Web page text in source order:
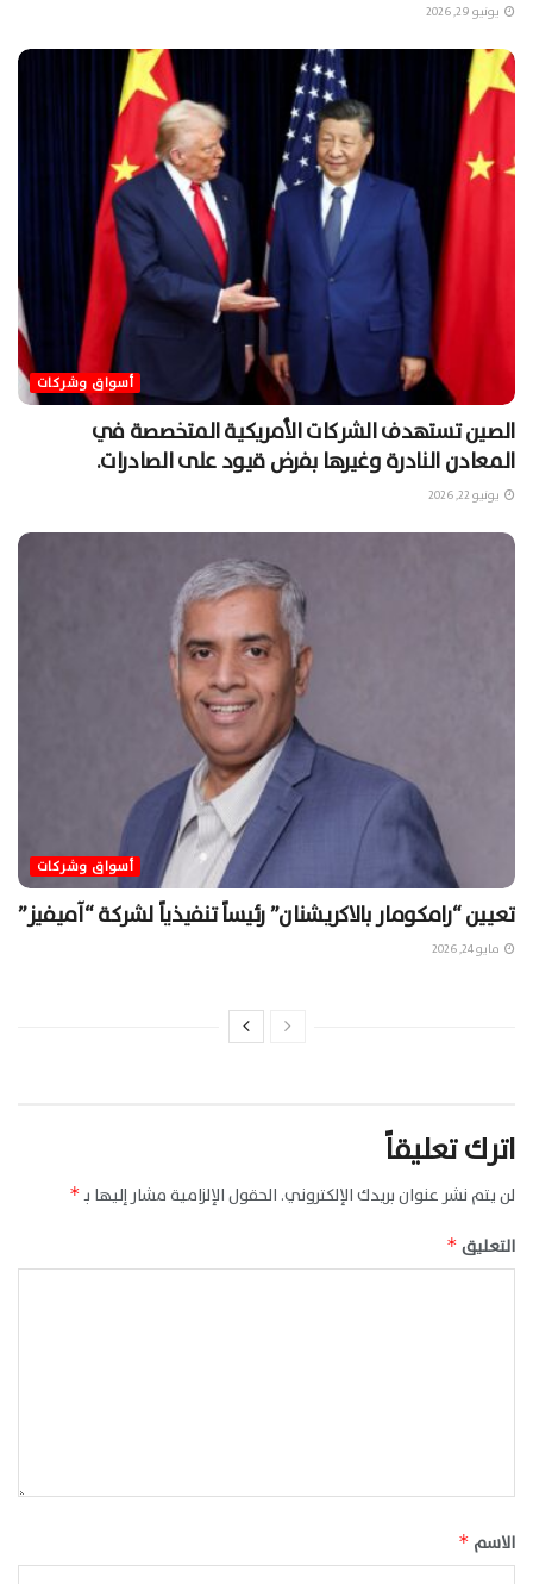
يونيو 29, 2026
أسواق وشركات
الصين تستهدف الشركات الأمريكية المتخصصة في
المعادن النادرة وغيرها بفرض قيود على الصادرات.
يونيو 22, 2026
أسواق وشركات
تعيين “رامكومار بالاكريشنان” رئيساً تنفيذياً لشركة “آميفيز”
مايو 24, 2026
اترك تعليقاً
لن يتم نشر عنوان بريدك الإلكتروني. الحقول الإلزامية مشار إليها بـ*
التعليق *
الاسم *